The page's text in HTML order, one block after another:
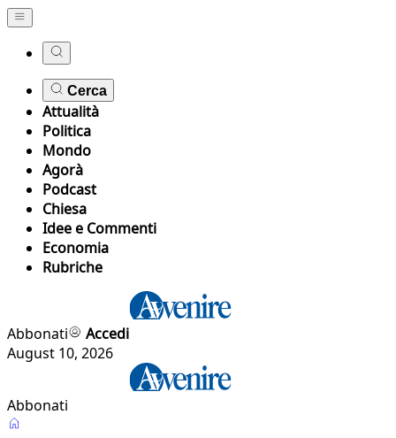
Cerca
Attualità
Politica
Mondo
Agorà
Podcast
Chiesa
Idee e Commenti
Economia
Rubriche
Abbonati
Accedi
August 10, 2026
Abbonati